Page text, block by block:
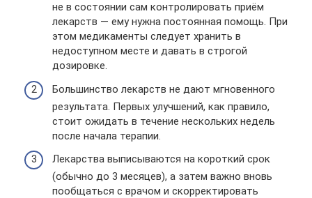
не в состоянии сам контролировать приём
лекарств — ему нужна постоянная помощь. При
этом медикаменты следует хранить в
недоступном месте и давать в строгой
дозировке.
Большинство лекарств не дают мгновенного
результата. Первых улучшений, как правило,
стоит ожидать в течение нескольких недель
после начала терапии.
Лекарства выписываются на короткий срок
(обычно до 3 месяцев), а затем важно вновь
пообщаться с врачом и скорректировать